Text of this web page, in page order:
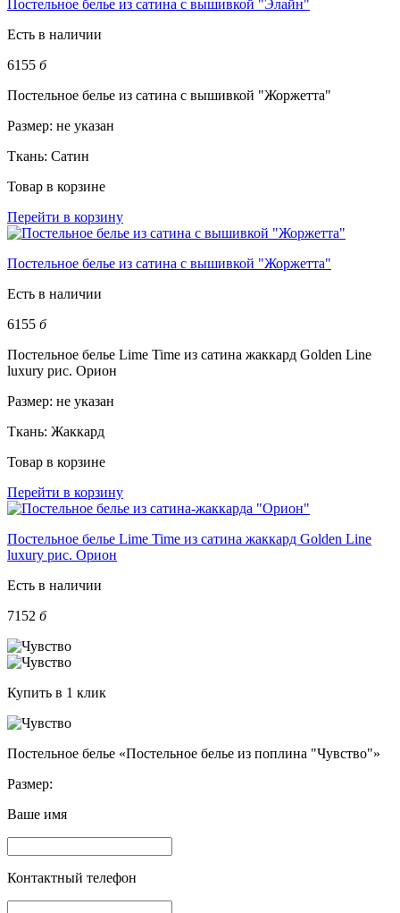
Постельное белье из сатина с вышивкой "Элайн"
Есть в наличии
6155 б
Постельное белье из сатина с вышивкой "Жоржетта"
Размер: не указан
Ткань: Сатин
Товар в корзине
Перейти в корзину
Постельное белье из сатина с вышивкой "Жоржетта"
Есть в наличии
6155 б
Постельное белье Lime Time из сатина жаккард Golden Line
luxury рис. Орион
Размер: не указан
Ткань: Жаккард
Товар в корзине
Перейти в корзину
Постельное белье Lime Time из сатина жаккард Golden Line
luxury рис. Орион
Есть в наличии
7152 б
Купить в 1 клик
Постельное белье «Постельное белье из поплина "Чувство"»
Размер:
Ваше имя
Контактный телефон